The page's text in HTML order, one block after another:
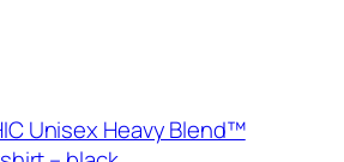
Unisex Heavy Blend™